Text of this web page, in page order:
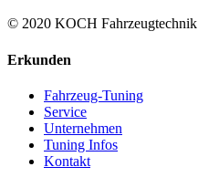
© 2020 KOCH Fahrzeugtechnik
Erkunden
Fahrzeug-Tuning
Service
Unternehmen
Tuning Infos
Kontakt